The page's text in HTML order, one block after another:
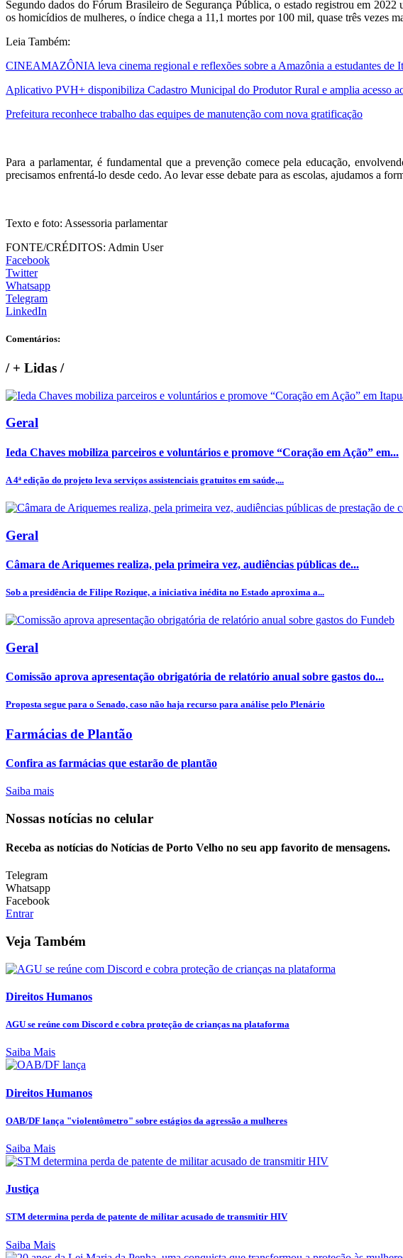
Segundo dados do Fórum Brasileiro de Segurança Pública, o estado registrou em
os homicídios de mulheres, o índice chega a 11,1 mortes por 100 mil, quase três vezes
Leia Também:
CINEAMAZÔNIA leva cinema regional e reflexões sobre a Amazônia a estudantes de
Aplicativo PVH+ disponibiliza Cadastro Municipal do Produtor Rural e amplia acesso
Prefeitura reconhece trabalho das equipes de manutenção com nova gratificação
Para a parlamentar, é fundamental que a prevenção comece pela educação,
precisamos enfrentá-lo desde cedo. Ao levar esse debate para as escolas, ajudamos a
Texto e foto: Assessoria parlamentar
FONTE/CRÉDITOS: Admin User
Facebook
Twitter
Whatsapp
Telegram
LinkedIn
Comentários:
/+ Lidas /
Geral
Ieda Chaves mobiliza parceiros e voluntários e promove “Coração em Ação” em...
A 4ª edição do projeto leva serviços assistenciais gratuitos em saúde,...
Geral
Câmara de Ariquemes realiza, pela primeira vez, audiências públicas de...
Sob a presidência de Filipe Rozique, a iniciativa inédita no Estado aproxima a...
Geral
Comissão aprova apresentação obrigatória de relatório anual sobre gastos do...
Proposta segue para o Senado, caso não haja recurso para análise pelo Plenário
Farmácias de Plantão
Confira as farmácias que estarão de plantão
Saiba mais
Nossas notícias no celular
Receba as notícias do Notícias de Porto Velho no seu app favorito de mensagens.
Telegram
Whatsapp
Facebook
Entrar
Veja Também
Direitos Humanos
AGU se reúne com Discord e cobra proteção de crianças na plataforma
Saiba Mais
Direitos Humanos
OAB/DF lança "violentômetro" sobre estágios da agressão a mulheres
Saiba Mais
Justiça
STM determina perda de patente de militar acusado de transmitir HIV
Saiba Mais